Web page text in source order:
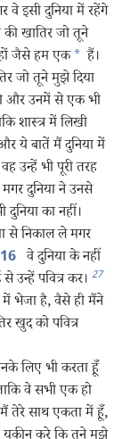
वे इसी दुनिया में रहेंगे
खातिर जो तूने
जैसे हम एक * हैं।
जो तूने मुझे दिया
और उनमें से एक भी
शास्त्र में लिखी
ये बातें मैं दुनिया में
उन्हें भी पूरी तरह
दुनिया ने उनसे
का नहीं।
से निकाल ले मगर
16 वे दुनिया के नहीं
उन्हें पवित्र कर। 27
भेजा है, वैसे ही मैंने
खुद को पवित्र
लिए भी करता हूँ
वे सभी एक हो
तेरे साथ एकता में हूँ,